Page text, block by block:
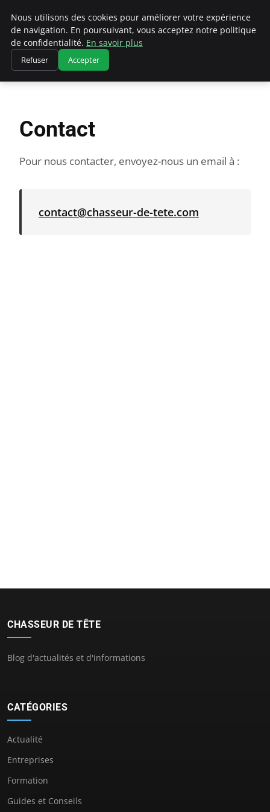
Chasseur De Tête
Accueil Contact
Contact
Pour nous contacter, envoyez-nous un email à :
contact@chasseur-de-tete.com
CHASSEUR DE TÊTE
Blog d'actualités et d'informations
CATÉGORIES
Actualité
Entreprises
Formation
Guides et Conseils
Nous utilisons des cookies pour améliorer votre expérience
de navigation. En poursuivant, vous acceptez notre politique
de confidentialité. En savoir plus
Refuser Accepter